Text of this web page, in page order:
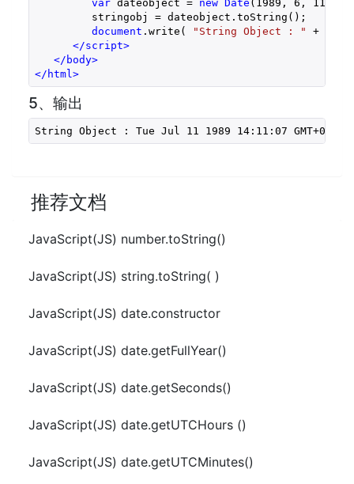
var dateobject = new Date ( 1989 , 6 , 11
         stringobj = dateobject.toString();
document .write( "String Object : " +
</script>
</ body>
</ html >
5、输出
String Object : Tue Jul 11 1989 14:11:07 GMT+0900 (
推荐文档
JavaScript(JS) number.toString()
JavaScript(JS) string.toString( )
JavaScript(JS) date.constructor
JavaScript(JS) date.getFullYear()
JavaScript(JS) date.getSeconds()
JavaScript(JS) date.getUTCHours ()
JavaScript(JS) date.getUTCMinutes()